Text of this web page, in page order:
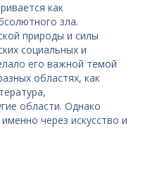
как
зла.
природы и силы
социальных и
его важной темой
областях, как
области. Однако
через искусство и